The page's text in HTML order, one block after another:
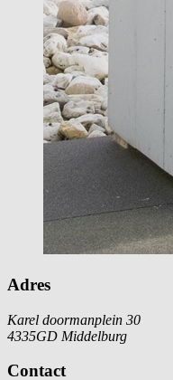
Adres
Karel doormanplein 30
4335GD Middelburg
Contact